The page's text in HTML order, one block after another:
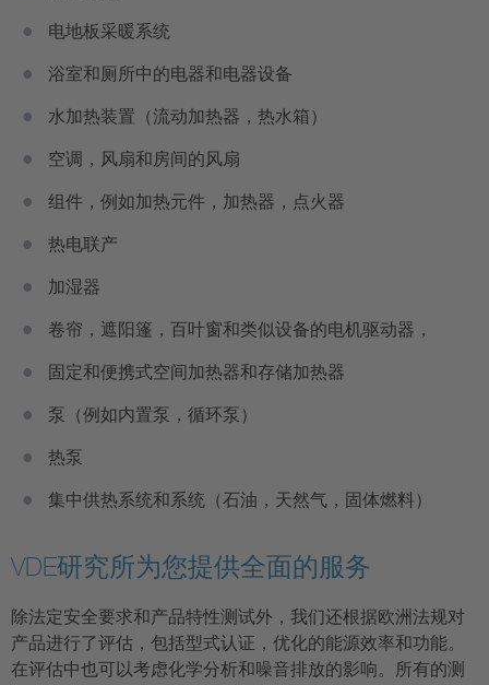
电地板采暖系统
浴室和厕所中的电器和电器设备
水加热装置（流动加热器，热水箱）
空调，风扇和房间的风扇
组件，例如加热元件，加热器，点火器
热电联产
加湿器
卷帘，遮阳篷，百叶窗和类似设备的电机驱动器，
固定和便携式空间加热器和存储加热器
泵（例如内置泵，循环泵）
热泵
集中供热系统和系统（石油，天然气，固体燃料）
VDE研究所为您提供全面的服务
除法定安全要求和产品特性测试外，我们还根据欧洲法规对
产品进行了评估，包括型式认证，优化的能源效率和功能。
在评估中也可以考虑化学分析和噪音排放的影响。所有的测